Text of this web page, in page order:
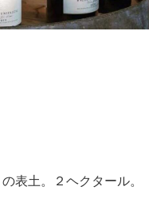
の表土。２ヘクタール。